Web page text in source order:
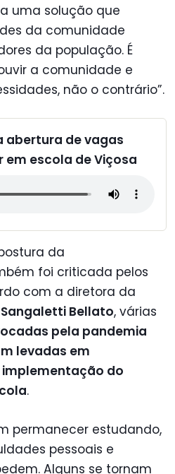
uma solução que
da comunidade
da população. É
a comunidade e
não o contrário”.
abertura de vagas
em escola de Viçosa
da
foi criticada pelos
com a diretora da
Sangaletti Bellato, várias
pela pandemia
levadas em
do
.
permanecer estudando,
pessoais e
Alguns se tornam